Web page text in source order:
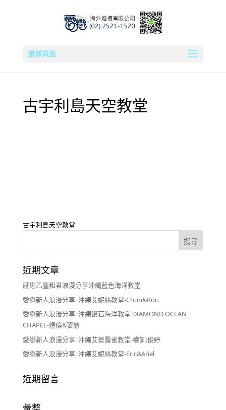
選擇頁面
古宇利島天空教堂
古宇利島天空教堂
近期文章
感謝乙塵和君浪漫分享沖繩藍色海洋教堂
愛戀新人浪漫分享: 沖繩艾妮絲教堂-Chun&Rou
愛戀新人浪漫分享: 沖繩鑽石海洋教堂 DIAMOND OCEAN
CHAPEL-煜倫&姿慧
愛戀新人浪漫分享: 沖繩艾葵露雀教堂-權訓;俊婷
愛戀新人浪漫分享: 沖繩艾妮絲教堂-Eric&Ariel
近期留言